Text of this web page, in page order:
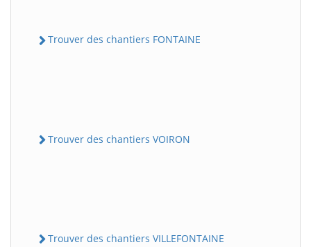
Trouver des chantiers FONTAINE
Trouver des chantiers VOIRON
Trouver des chantiers VILLEFONTAINE